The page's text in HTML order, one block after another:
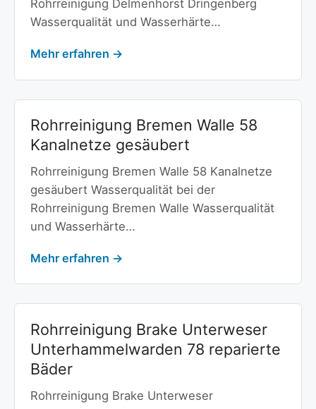
Rohrreinigung Delmenhorst Dringenberg
Wasserqualität und Wasserhärte…
Mehr erfahren →
Rohrreinigung Bremen Walle 58
Kanalnetze gesäubert
Rohrreinigung Bremen Walle 58 Kanalnetze
gesäubert Wasserqualität bei der
Rohrreinigung Bremen Walle Wasserqualität
und Wasserhärte…
Mehr erfahren →
Rohrreinigung Brake Unterweser
Unterhammelwarden 78 reparierte
Bäder
Rohrreinigung Brake Unterweser